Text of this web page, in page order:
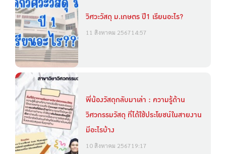
วิศวะวัสดุ ม.เกษตร ปี1 เรียนอะไร?
11 สิงหาคม 256714:57
พี่น้องวัสดุกลับมาเล่า : ความรู้ด้าน
วิศวกรรมวัสดุ ที่ได้ใช้ประโยชน์ในสายงาน
มีอะไรบ้าง
10 สิงหาคม 256719:17